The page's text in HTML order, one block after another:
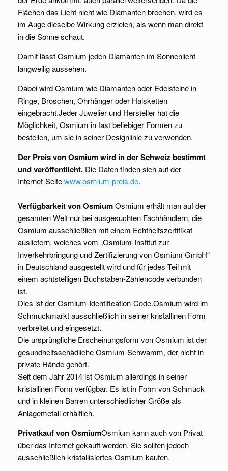
Flächen das Licht nicht wie Diamanten brechen, wird es
im Auge dieselbe Wirkung erzielen, als wenn man direkt
in die Sonne schaut.
Damit lässt Osmium jeden Diamanten im Sonnenlicht
langweilig aussehen.
Dabei wird Osmium wie Diamanten oder Edelsteine in
Ringe, Broschen, Ohrhänger oder Halsketten
eingebracht.Jeder Juwelier und Hersteller hat die
Möglichkeit, Osmium in fast beliebiger Formen zu
bestellen, um sie in seiner Designlinie zu verwenden.
Der Preis von Osmium wird in der Schweiz bestimmt
und veröffentlicht. Die Daten finden sich auf der
Internet-Seitewww.osmium-preis.de.
Verfügbarkeit von OsmiumOsmium erhält man auf der
gesamten Welt nur bei ausgesuchten Fachhändlern, die
Osmium ausschließlich mit einem Echtheitszertifikat
ausliefern, welches vom „Osmium-Institut zur
Inverkehrbringung und Zertifizierung von Osmium GmbH“
in Deutschland ausgestellt wird und für jedes Teil mit
einem achtstelligen Buchstaben-Zahlencode verbunden
ist.
Dies ist der Osmium-Identification-Code.Osmium wird im
Schmuckmarkt ausschließlich in seiner kristallinen Form
verbreitet und eingesetzt.
Die ursprüngliche Erscheinungsform von Osmium ist der
gesundheitsschädliche Osmium-Schwamm, der nicht in
private Hände gehört.
Seit dem Jahr 2014 ist Osmium allerdings in seiner
kristallinen Form verfügbar. Es ist in Form von Schmuck
und in kleinen Barren unterschiedlicher Größe als
Anlagemetall erhältlich.
Privatkauf von OsmiumOsmium kann auch von Privat
über das Internet gekauft werden. Sie sollten jedoch
ausschließlich kristallisiertes Osmium kaufen.